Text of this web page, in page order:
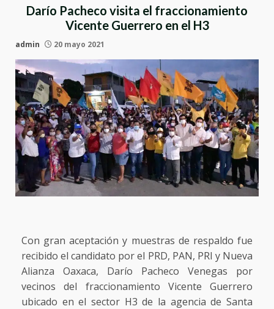
Darío Pacheco visita el fraccionamiento
Vicente Guerrero en el H3
admin 20 mayo 2021
Con gran aceptación y muestras de respaldo fue
recibido el candidato por el PRD, PAN, PRI y Nueva
Alianza Oaxaca, Darío Pacheco Venegas por
vecinos del fraccionamiento Vicente Guerrero
ubicado en el sector H3 de la agencia de Santa